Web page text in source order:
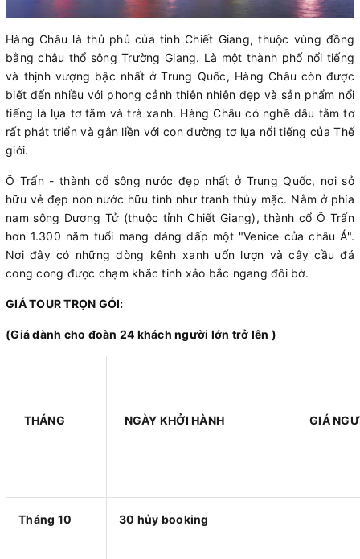
Hàng Châu là thủ phủ của tỉnh Chiết Giang, thuộc vùng đồng
bằng châu thổ sông Trường Giang. Là một thành phố nổi tiếng
và thịnh vượng bậc nhất ở Trung Quốc, Hàng Châu còn được
biết đến nhiều với phong cảnh thiên nhiên đẹp và sản phẩm nổi
tiếng là lụa tơ tằm và trà xanh. Hàng Châu có nghề dâu tằm tơ
rất phát triển và gắn liền với con đường tơ lụa nổi tiếng của Thế
giới.
Ô Trấn - thành cổ sông nước đẹp nhất ở Trung Quốc, nơi sở
hữu vẻ đẹp non nước hữu tình như tranh thủy mặc. Nằm ở phía
nam sông Dương Tử (thuộc tỉnh Chiết Giang), thành cổ Ô Trấn
hơn 1.300 năm tuổi mang dáng dấp một "Venice của châu Á".
Nơi đây có những dòng kênh xanh uốn lượn và cây cầu đá
cong cong được chạm khắc tinh xảo bắc ngang đôi bờ.
GIÁ TOUR TRỌN GÓI:
(Giá dành cho đoàn 24 khách người lớn trở lên )
THÁNG NGÀY KHỞI HÀNH GIÁ
Tháng 10 30 hủy booking